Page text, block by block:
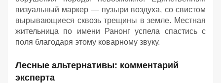
визуальный маркер — пузыри воздуха, со свистом
вырывающиеся сквозь трещины в земле. Местная
жительница по имени Ранонг успела спастись с
поля благодаря этому коварному звуку.
Лесные альтернативы: комментарий
эксперта